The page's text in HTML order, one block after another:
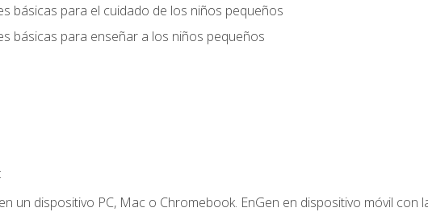
básicas para el cuidado de los niños pequeños
básicas para enseñar a los niños pequeños
un dispositivo PC, Mac o Chromebook. EnGen en dispositivo móvil con